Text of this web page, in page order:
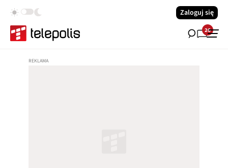
Zaloguj się
26